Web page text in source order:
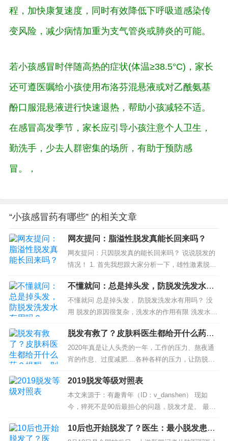
程，加快康复速度，同时有效降低下呼吸道感染传
变风险，减少病情加重为支气管炎或肺炎的可能。
若小孩感冒时伴随高热的症状(体温≥38.5°C)，家长
还可遵医嘱给小孩使用布洛芬混悬液或对乙酰氨基
酚口服混悬液进行快速退热，帮助小孩减轻不适。
在感冒高发季节，家长应引导小孩注意个人卫生，
勤洗手，少去人群密集的场所，有助于预防感
冒。
，
“小孩感冒药有哪些” 的相关文章
网友提问：脂溢性脱发真能长回来吗？
网友提问：只因脱发真的能长回来吗？ 说说脱发的
情况！ 1. 首先我想跟大家分析一下，雄性激素脱发
是分型的，临床上分为七个型。 - 第一型就是脱发
增多，但看不到脱发部位...
不懂就问：总是掉头发，防脱发洗发水有
用吗？
不懂就问 总是掉头发， 防脱发洗发水有用吗？ 没
用 脱发的原因很复杂，洗发水的作用有限 洗发水的
主要功能是清洁。内分泌、精神压力或遗传因素造
成的脱发，...
脱发有救了？皮肤科医生都给开什么药？
提醒：别自己瞎吃
2020年真是让人头秃的一年，工作的压力、熬夜通
宵的作息、过度减肥....各种各样的压力，让防脱洗
发水销量直线上升，90后也成为假发购买主力军。
所以不管是整顶的假发，还是能让你看起来秀发浓
密...
2019脱发等级对照表
本文来源于：有趣青年（ID：v_danshen） 现如
今，猝死不是90后最担心的问题，脱发才是。 最近
一份《拯救脱发趣味白皮书》的数据显示，购买植
发、生发产品的消费者中，90...
10后也开始脱发了？医生：最小脱发患者
只有7岁